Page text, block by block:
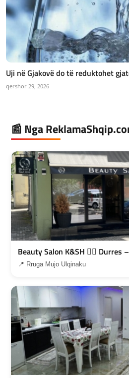
Uji në Gjakovë do të reduktohet
qershor 29, 2026
📰 Nga
Beauty Salon K&SH 💇‍♀️
📍 Rruga Mujo Ulqinaku